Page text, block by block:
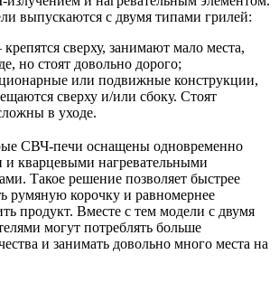
выпускаются с двумя типами грилей:
сверху, занимают мало места,
но стоят довольно дорого;
или подвижные конструкции,
сверху и/или сбоку. Стоят
в уходе.
СВЧ-печи оснащены одновременно
кварцевыми нагревательными
Такое решение позволяет быстрее
румяную корочку и равномернее
продукт. Вместе с тем модели с двумя
могут потреблять больше
и занимать довольно много места на